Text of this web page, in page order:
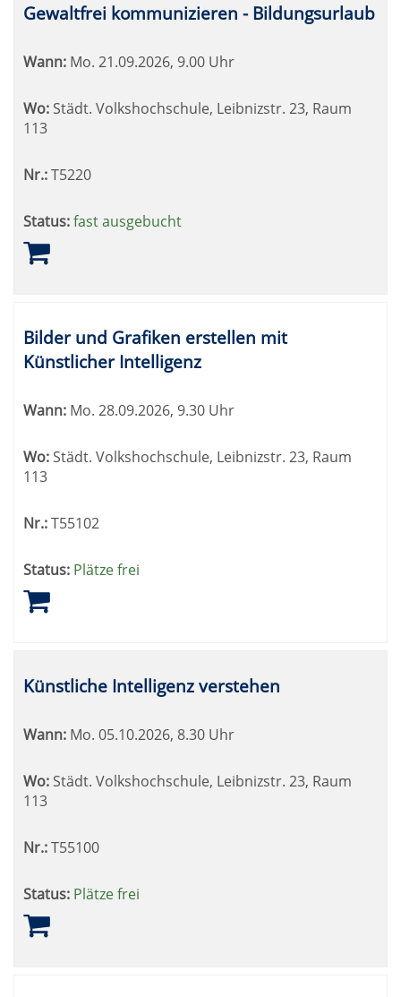
Gewaltfrei kommunizieren - Bildungsurlaub
Wann: Mo. 21.09.2026, 9.00 Uhr
Wo: Städt. Volkshochschule, Leibnizstr. 23, Raum
113
Nr.:T5220
Status:fast ausgebucht
Bilder und Grafiken erstellen mit
Künstlicher Intelligenz
Wann: Mo. 28.09.2026, 9.30 Uhr
Wo:Städt. Volkshochschule, Leibnizstr. 23, Raum
113
Nr.:T55102
Status: Plätze frei
Künstliche Intelligenz verstehen
Wann: Mo. 05.10.2026, 8.30 Uhr
Wo: Städt. Volkshochschule, Leibnizstr. 23, Raum
113
Nr.:T55100
Status: Plätze frei